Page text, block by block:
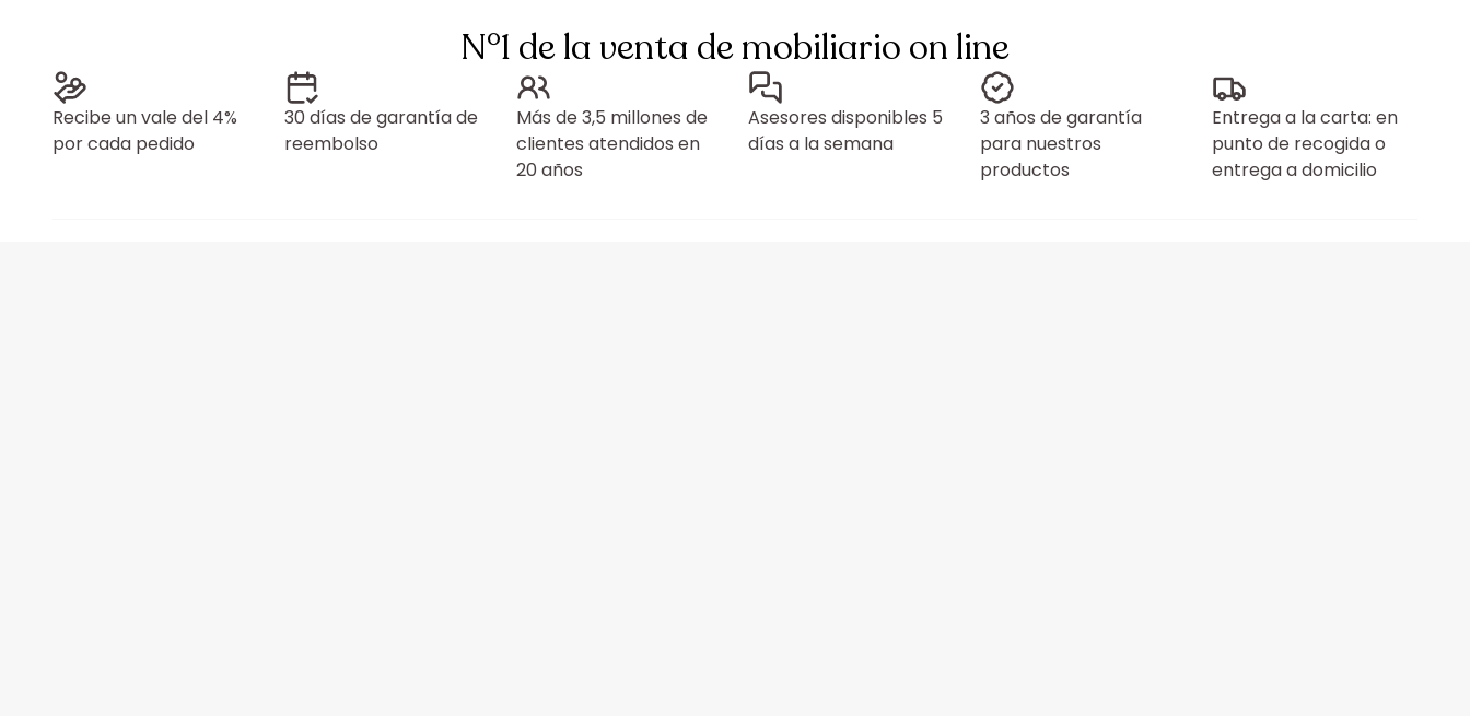
N°1 de la venta de mobiliario on line
Recibe un vale del 4%
por cada pedido
30 días de garantía de
reembolso
Más de 3,5 millones de
clientes atendidos en
20 años
Asesores disponibles 5
días a la semana
3 años de garantía
para nuestros
productos
Entrega a la carta: en
punto de recogida o
entrega a domicilio